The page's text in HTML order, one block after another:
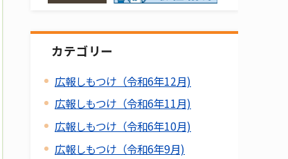
カテゴリー
広報しもつけ（令和6年12月)
広報しもつけ（令和6年11月)
広報しもつけ（令和6年10月)
広報しもつけ（令和6年9月)